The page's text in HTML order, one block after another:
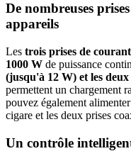
De nombreuses
appareils
Les trois prises de
1000 W de puissance
(jusqu'à 12 W) et les
permettent un chargement
pouvez également
cigare et les deux prises
Un contrôle